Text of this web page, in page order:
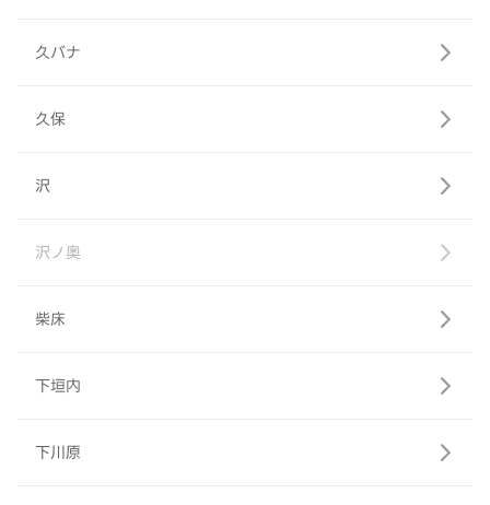
久バナ
久保
沢
沢ノ奥
柴床
下垣内
下川原